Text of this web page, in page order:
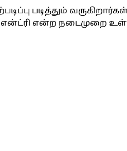
படித்தும்
என்ட்ரி என்ற நடைமுறை